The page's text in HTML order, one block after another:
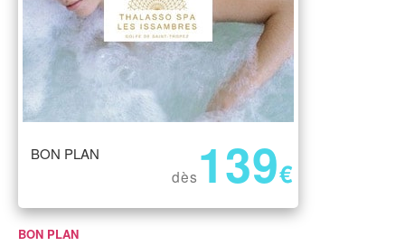
BON PLAN
dès 139€
BON PLAN